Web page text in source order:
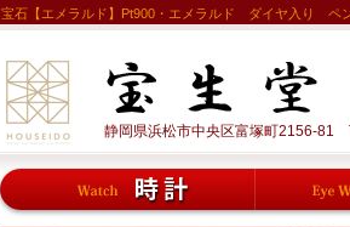
宝石【エメラルド】Pt900・エメラルド ダイヤ入り ペ
静岡県浜松市中央区富塚町2156-81